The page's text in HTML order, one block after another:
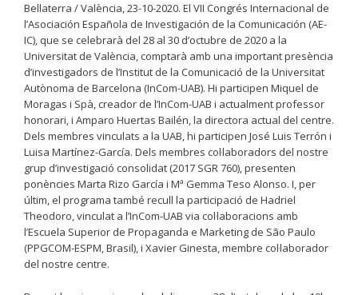
Bellaterra / València, 23-10-2020. El VII Congrés Internacional de
l’Asociación Española de Investigación de la Comunicación (AE-
IC), que se celebrarà del 28 al 30 d’octubre de 2020 a la
Universitat de València, comptarà amb una important presència
d’investigadors de l’Institut de la Comunicació de la Universitat
Autònoma de Barcelona (InCom-UAB). Hi participen Miquel de
Moragas i Spà, creador de l’InCom-UAB i actualment professor
honorari, i Amparo Huertas Bailén, la directora actual del centre.
Dels membres vinculats a la UAB, hi participen José Luis Terrón i
Luisa Martínez-García. Dels membres col·laboradors del nostre
grup d’investigació consolidat (2017 SGR 760), presenten
ponències Marta Rizo García i Mª Gemma Teso Alonso. I, per
últim, el programa també recull la participació de Hadriel
Theodoro, vinculat a l’InCom-UAB via col·laboracions amb
l’Escuela Superior de Propaganda e Marketing de São Paulo
(PPGCOM-ESPM, Brasil), i Xavier Ginesta, membre col·laborador
del nostre centre.